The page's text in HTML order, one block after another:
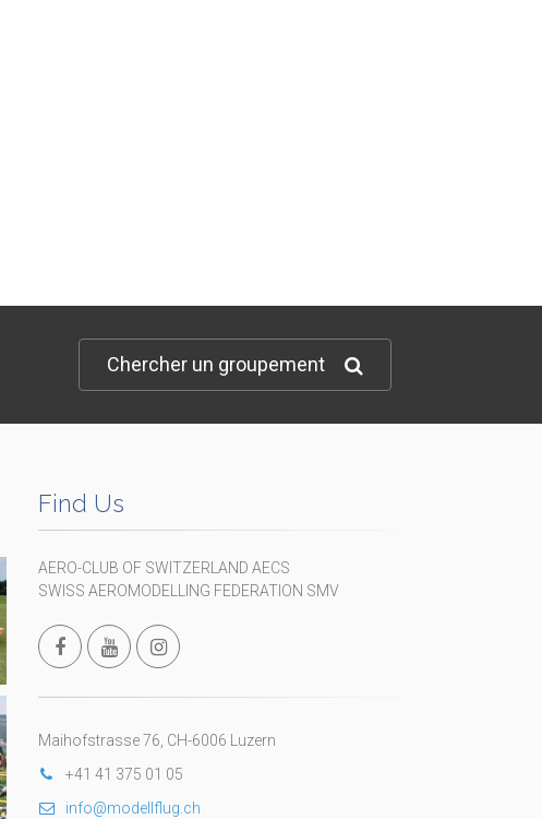
Chercher un groupement
Find Us
AERO-CLUB OF SWITZERLAND AECS
SWISS AEROMODELLING FEDERATION SMV
Maihofstrasse 76, CH-6006 Luzern
+41 41 375 01 05
info@modellflug.ch